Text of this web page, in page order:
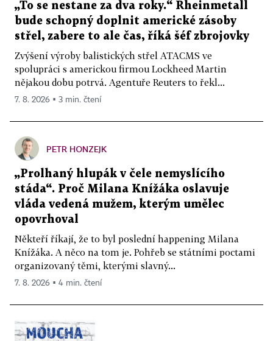
„To se nestane za dva roky.“ Rheinmetall
bude schopný doplnit americké zásoby
střel, zabere to ale čas, říká šéf zbrojovky
Zvýšení výroby balistických střel ATACMS ve
spolupráci s americkou firmou Lockheed Martin
nějakou dobu potrvá. Agentuře Reuters to řekl...
7. 8. 2026 ▪ 3 min. čtení
PETR HONZEJK
„Prolhaný hlupák v čele nemyslícího
stáda“. Proč Milana Knížáka oslavuje
vláda vedená mužem, kterým umělec
opovrhoval
Někteří říkají, že to byl poslední happening Milana
Knížáka. A něco na tom je. Pohřeb se státními poctami
organizovaný těmi, kterými slavný...
7. 8. 2026 ▪ 4 min. čtení